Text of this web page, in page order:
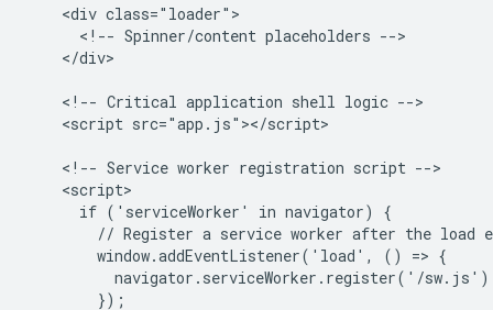
    <div class="loader">
      <!-- Spinner/content placeholders -->
    </div>
    <!-- Critical application shell logic -->
    <script src="app.js"></script>
    <!-- Service worker registration script -->
    <script>
      if ('serviceWorker' in navigator) {
// Register a service worker after the load
        window.addEventListener('load', () => {
navigator.serviceWorker.register('/
        });